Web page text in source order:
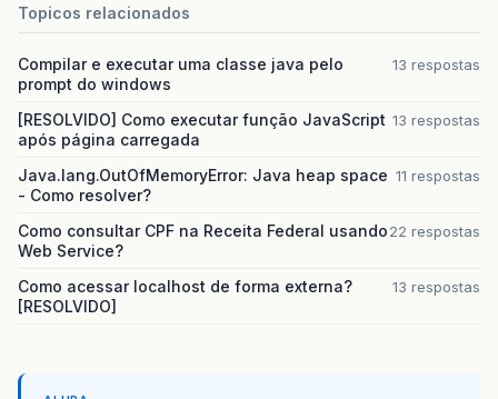
Topicos relacionados
Compilar e executar uma classe java pelo
prompt do windows
13 respostas
[RESOLVIDO] Como executar função JavaScript
após página carregada
13 respostas
Java.lang.OutOfMemoryError: Java heap space
- Como resolver?
11 respostas
Como consultar CPF na Receita Federal usando
Web Service?
22 respostas
Como acessar localhost de forma externa?
[RESOLVIDO]
13 respostas